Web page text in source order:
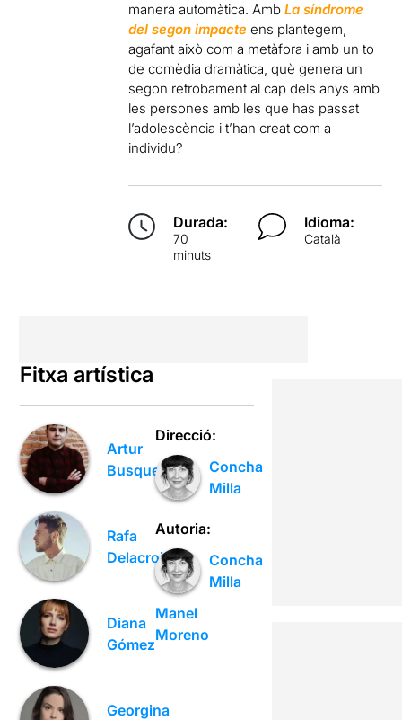
manera automàtica. AmbLa síndrome
del segon impacte ens plantegem,
agafant això com a metàfora i amb un to
de comèdia dramàtica, què genera un
segon retrobament al cap dels anys amb
les persones amb les que has passat
l’adolescència i t’han creat com a
individu?
Durada:
70
minuts
Idioma:
Català
Fitxa artística
Artur
Busquets
Rafa
Delacroix
Diana
Gómez
Georgina
Direcció:
Concha
Milla
Autoria:
Concha
Milla
Manel
Moreno